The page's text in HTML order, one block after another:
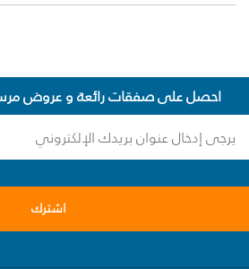
احصل على صفقات رائعة و عروض
اشترك